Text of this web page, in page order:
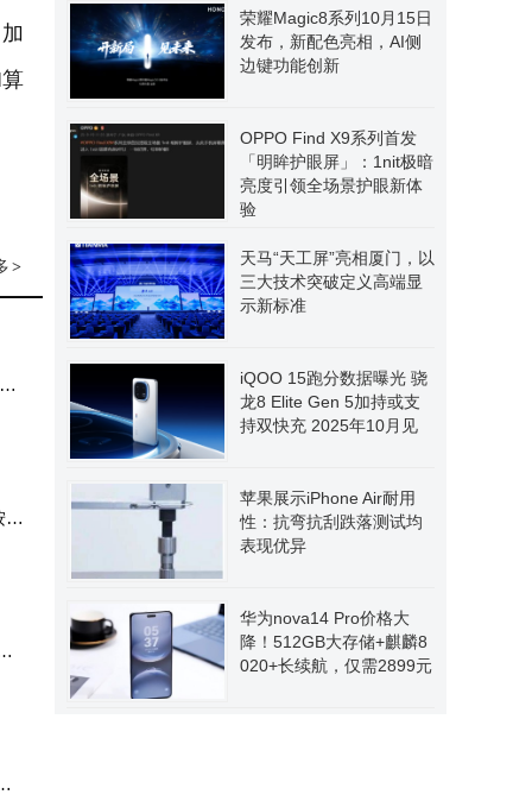
>
年
荣耀Magic8系列10月15日
发布，新配色亮相，AI侧
边键功能创新
OPPO Find X9系列首发
「明眸护眼屏」：1nit极暗
亮度引领全场景护眼新体
验
天马“天工屏”亮相厦门，以
三大技术突破定义高端显
示新标准
​iQOO 15跑分数据曝光 骁
龙8 Elite Gen 5加持或支
持双快充 2025年10月见​
苹果展示iPhone Air耐用
性：抗弯抗刮跌落测试均
表现优异
华为nova14 Pro价格大
降！512GB大存储+麒麟8
020+长续航，仅需2899元